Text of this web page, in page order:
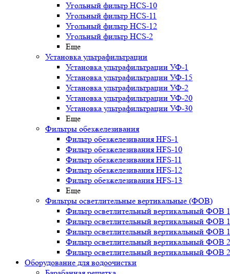
Угольный фильтр HСS-10
Угольный фильтр HСS-11
Угольный фильтр HСS-12
Угольный фильтр HСS-2
Еще
Установка ультрафильтрации
Установка ультрафильтрации УФ-1
Установка ультрафильтрации УФ-15
Установка ультрафильтрации УФ-2
Установка ультрафильтрации УФ-20
Установка ультрафильтрации УФ-30
Еще
Фильтры обезжелезивания
Фильтр обезжелезивания HFS-1
Фильтр обезжелезивания HFS-10
Фильтр обезжелезивания HFS-11
Фильтр обезжелезивания HFS-12
Фильтр обезжелезивания HFS-13
Еще
Фильтры осветлительные вертикальные (ФОВ)
Фильтр осветлительный вертикальный ФОВ
Фильтр осветлительный вертикальный ФОВ
Фильтр осветлительный вертикальный ФОВ
Фильтр осветлительный вертикальный ФОВ
Фильтр осветлительный вертикальный ФОВ
Оборудование для водоочистки